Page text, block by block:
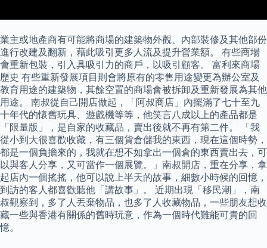
業主或地產商有可能將商場的建築物外觀、內部裝修及其他部份
進行改建及翻新，藉此吸引更多人流及提升營業額。 有些商場
會重新包裝，引入具吸引力的商戶，以吸引顧客。 富利來商場
歷史 有些重新發展項目則會將原有的零售用途變更為辦公室及
教育用途的建築物，其餘空置的商場會被拆卸及重新發展為其他
用途。 南叔從自己開店做起，「阿叔商店」內擺滿了七十至九
十年代的懷舊玩具、遊戲機等等，他笑言八成以上的產品都是
「限量版」，是自家的收藏品，賣出後就不再有第二件。 「我
從小到大很喜歡收藏，有三個貨倉儲我的東西，現在這個時勢，
都是一個負擔來的，我就在想不如拿出一個倉的東西賣出去，可
以與客人分享，又可當作一個展覽。」南叔開店，重在分享，拿
起店內一個搖搖，他可以說上半天的故事，細數小時候的回憶，
到訪的客人都喜歡聽他「講故事」。 近期出現「移民潮」，南
叔觀察到，多了人丟棄物品，也多了人收藏物品，一些朋友想收
藏一些與香港有關係的舊時玩意，作為一個時代難能可貴的回
憶。